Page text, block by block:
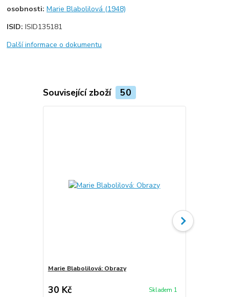
osobnosti:Marie Blabolilová (1948)
ISID:ISID135181
Další informace o dokumentu
Související zboží 50
Marie Blabolilová: Obrazy
30 Kč Skladem 1